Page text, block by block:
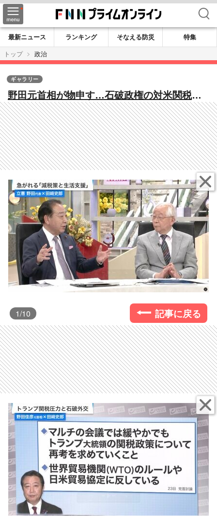
検索
最新ニュース ランキング そなえる防災
特集
トップ
政治
野田元首相が物申す…石破政権の対米関税交
渉、食料品消費税ゼロ政策、参院選の見通し
ギャラリー
1/10 記事に戻る